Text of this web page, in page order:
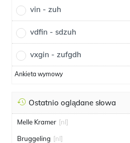
vin - zuh
vdfin - sdzuh
vxgin - zufgdh
Ankieta wymowy
Ostatnio oglądane słowa
Melle Kramer [nl]
Bruggeling [nl]